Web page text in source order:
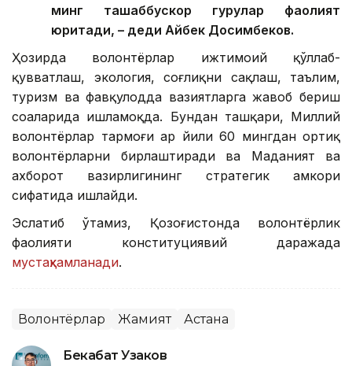
минг ташаббускор гуруҳлар фаолият
юритади, – деди Айбек Досимбеков.
Ҳозирда волонтёрлар ижтимоий қўллаб-
қувватлаш, экология, соғлиқни сақлаш, таълим,
туризм ва фавқулодда вазиятларга жавоб бериш
соҳаларида ишламоқда. Бундан ташқари, Миллий
волонтёрлар тармоғи ҳар йили 60 мингдан ортиқ
волонтёрларни бирлаштиради ва Маданият ва
ахборот вазирлигининг стратегик ҳамкори
сифатида ишлайди.
Эслатиб ўтамиз, Қозоғистонда волонтёрлик
фаолияти конституциявий даражада
мустаҳкамланади.
Волонтёрлар Жамият Астана
Бекабат Узаков